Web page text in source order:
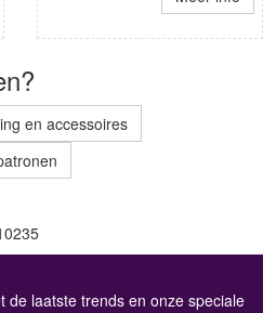
en accessoires
de laatste trends en onze speciale